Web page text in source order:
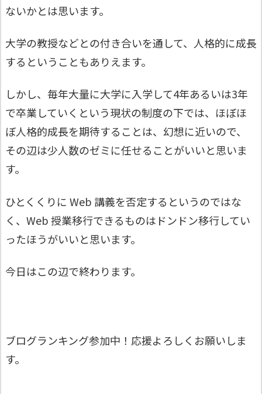
ないかとは思います。
大学の教授などとの付き合いを通して、人格的に成長
するということもありえます。
しかし、毎年大量に大学に入学して4年あるいは3年
で卒業していくという現状の制度の下では、ほぼほ
ぼ人格的成長を期待することは、幻想に近いので、
その辺は少人数のゼミに任せることがいいと思いま
す。
ひとくくりに Web 講義を否定するというのではな
く、Web 授業移行できるものはドンドン移行してい
ったほうがいいと思います。
今日はこの辺で終わります。
ブログランキング参加中！応援よろしくお願いしま
す。